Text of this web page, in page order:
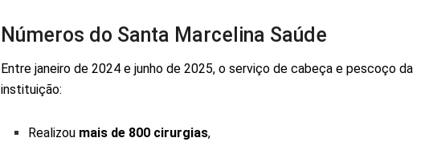
Números do Santa Marcelina Saúde
Entre janeiro de 2024 e junho de 2025, o serviço de cabeça e pescoço da
instituição:
Realizou mais de 800 cirurgias,